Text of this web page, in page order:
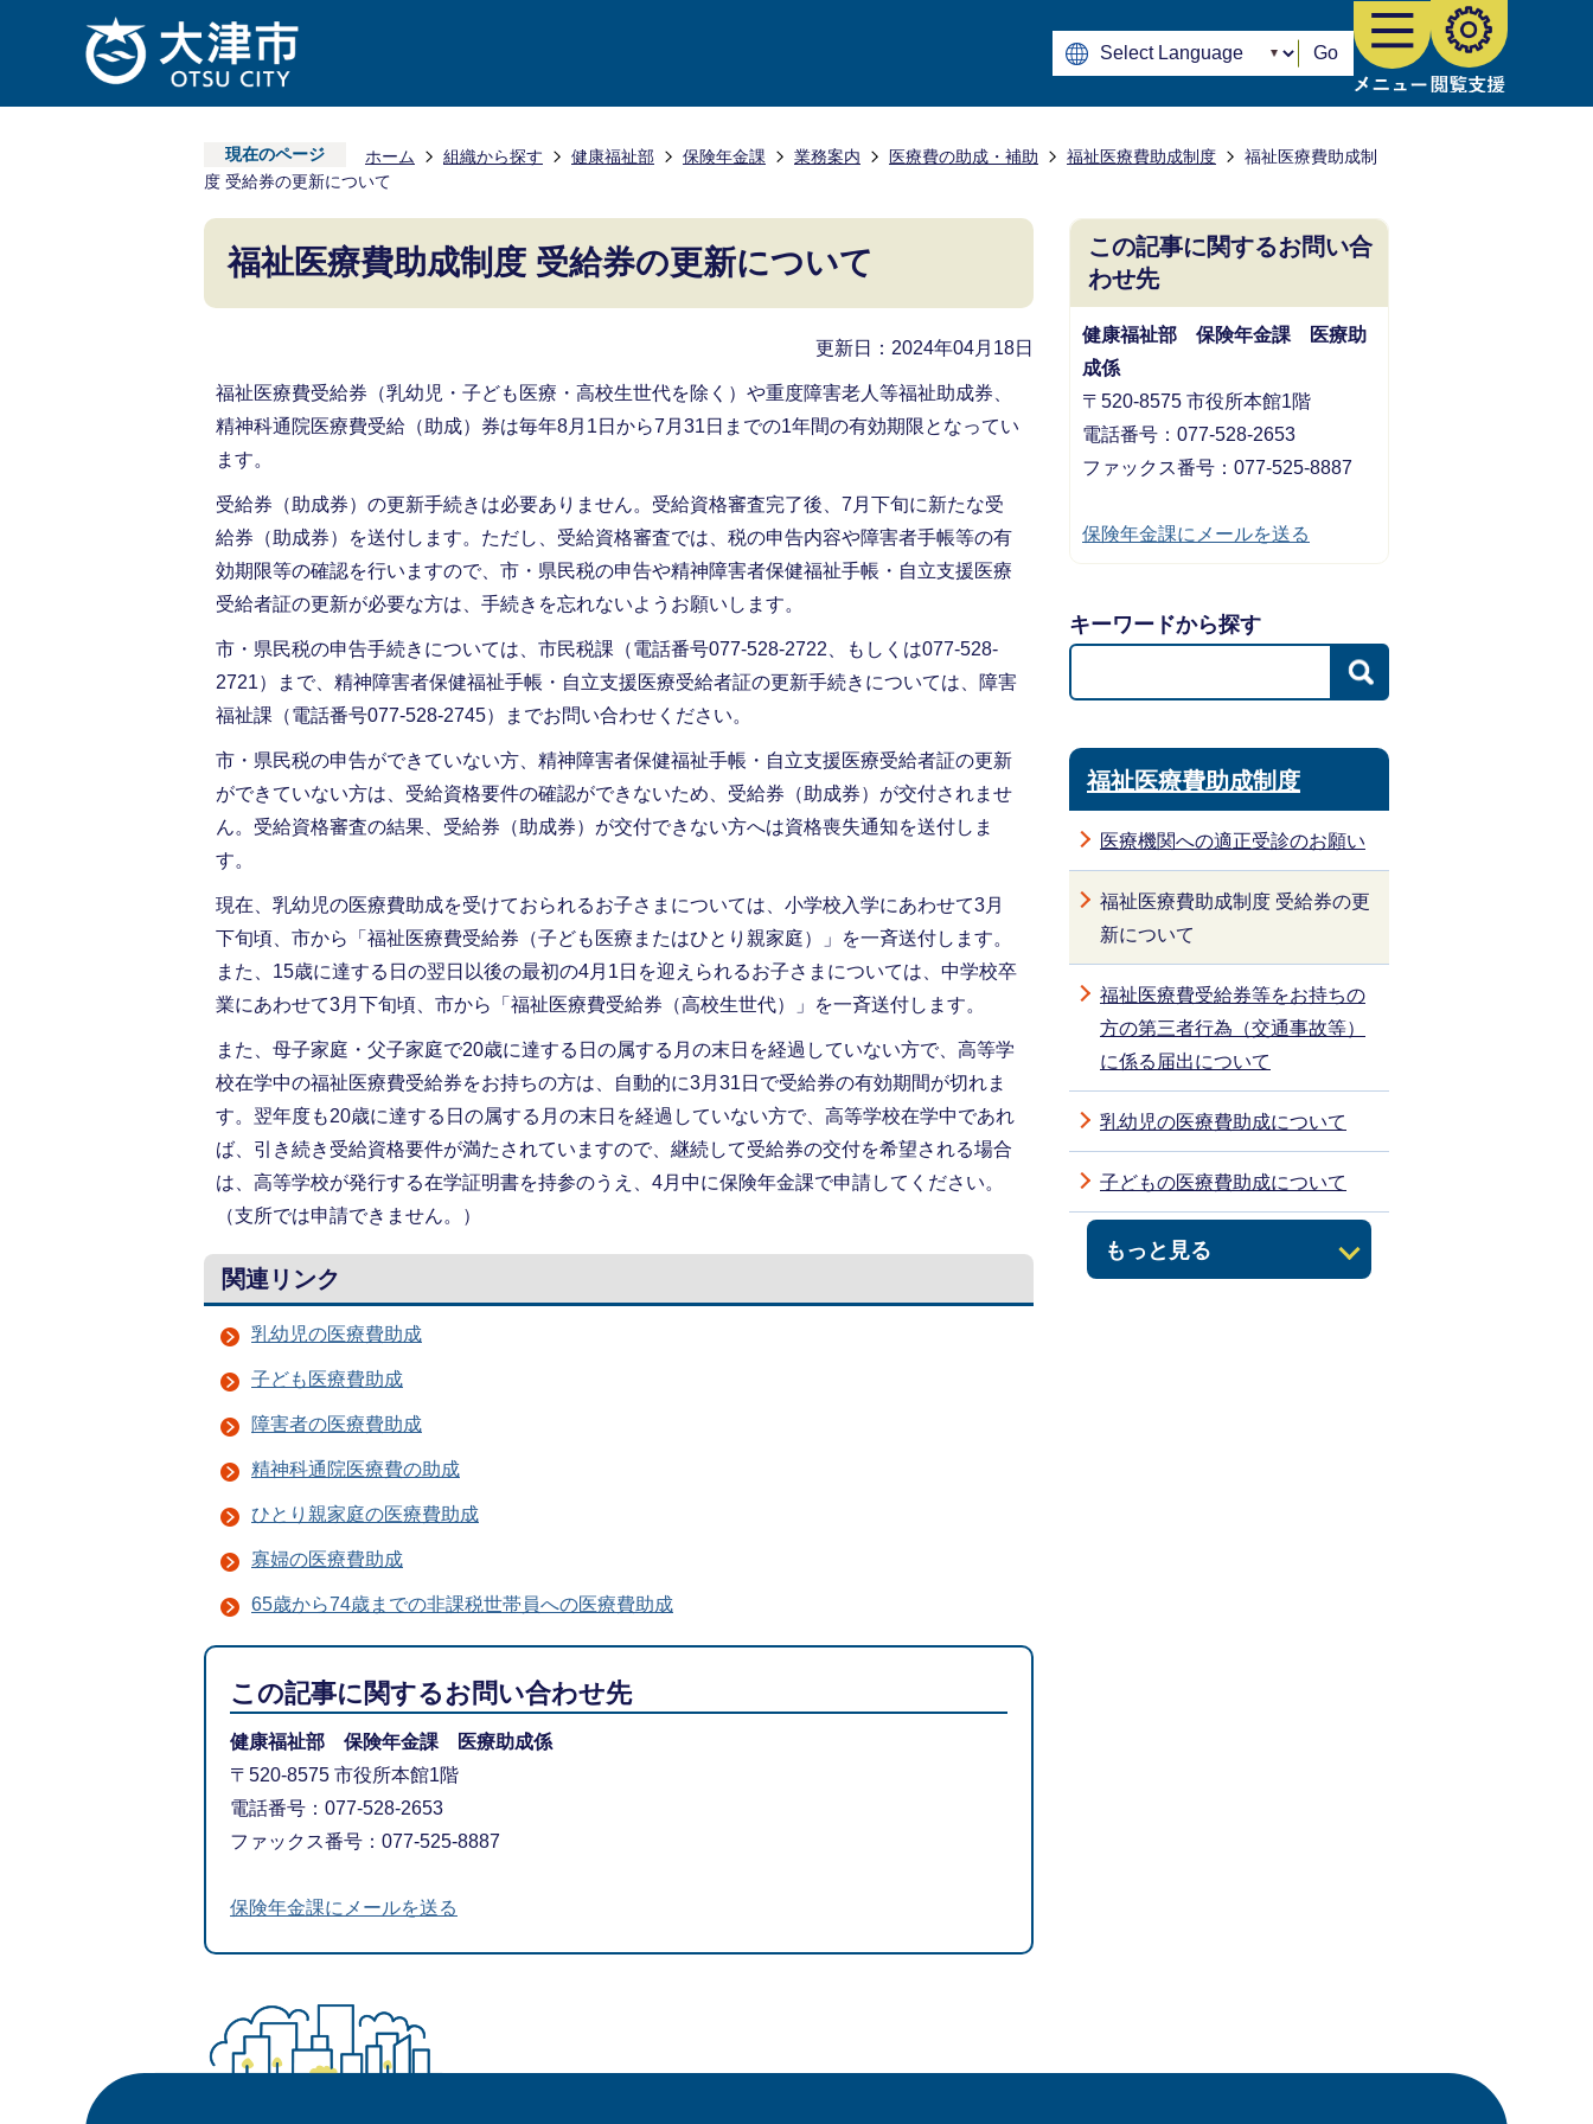
Go
現在のページ ホーム 組織から探す 健康福祉部 保険年金課 業務案内 医療費の助成・補助 福祉医療費助成制度
福祉医療費助成制
度 受給券の更新について
福祉医療費助成制度 受給券の更新について
更新日：2024年04月18日
福祉医療費受給券（乳幼児・子ども医療・高校生世代を除く）や重度障害老人等福祉助成券、
精神科通院医療費受給（助成）券は毎年8月1日から7月31日までの1年間の有効期限となってい
ます。
受給券（助成券）の更新手続きは必要ありません。受給資格審査完了後、7月下旬に新たな受
給券（助成券）を送付します。ただし、受給資格審査では、税の申告内容や障害者手帳等の有
効期限等の確認を行いますので、市・県民税の申告や精神障害者保健福祉手帳・自立支援医療
受給者証の更新が必要な方は、手続きを忘れないようお願いします。
市・県民税の申告手続きについては、市民税課（電話番号077-528-2722、もしくは077-528-
2721）まで、精神障害者保健福祉手帳・自立支援医療受給者証の更新手続きについては、障害
福祉課（電話番号077-528-2745）までお問い合わせください。
市・県民税の申告ができていない方、精神障害者保健福祉手帳・自立支援医療受給者証の更新
ができていない方は、受給資格要件の確認ができないため、受給券（助成券）が交付されませ
ん。受給資格審査の結果、受給券（助成券）が交付できない方へは資格喪失通知を送付しま
す。
現在、乳幼児の医療費助成を受けておられるお子さまについては、小学校入学にあわせて3月
下旬頃、市から「福祉医療費受給券（子ども医療またはひとり親家庭）」を一斉送付します。
また、15歳に達する日の翌日以後の最初の4月1日を迎えられるお子さまについては、中学校卒
業にあわせて3月下旬頃、市から「福祉医療費受給券（高校生世代）」を一斉送付します。
また、母子家庭・父子家庭で20歳に達する日の属する月の末日を経過していない方で、高等学
校在学中の福祉医療費受給券をお持ちの方は、自動的に3月31日で受給券の有効期間が切れま
す。翌年度も20歳に達する日の属する月の末日を経過していない方で、高等学校在学中であれ
ば、引き続き受給資格要件が満たされていますので、継続して受給券の交付を希望される場合
は、高等学校が発行する在学証明書を持参のうえ、4月中に保険年金課で申請してください。
（支所では申請できません。）
関連リンク
乳幼児の医療費助成
子ども医療費助成
障害者の医療費助成
精神科通院医療費の助成
ひとり親家庭の医療費助成
寡婦の医療費助成
65歳から74歳までの非課税世帯員への医療費助成
この記事に関するお問い合わせ先
健康福祉部 保険年金課 医療助成係
〒520-8575 市役所本館1階
電話番号：077-528-2653
ファックス番号：077-525-8887
保険年金課にメールを送る
この記事に関するお問い合
わせ先
健康福祉部 保険年金課 医療助
成係
〒520-8575 市役所本館1階
電話番号：077-528-2653
ファックス番号：077-525-8887
保険年金課にメールを送る
キーワードから探す
福祉医療費助成制度
医療機関への適正受診のお願い
福祉医療費助成制度 受給券の更
新について
福祉医療費受給券等をお持ちの
方の第三者行為（交通事故等）
に係る届出について
もっと見る
乳幼児の医療費助成について
子どもの医療費助成について